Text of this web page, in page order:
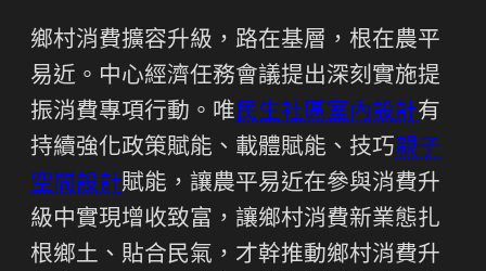
鄉村消費擴容升級，路在基層，根在農平
易近。中心經濟任務會議提出深刻實施提
振消費專項行動。唯民生社區室內設計有
持續強化政策賦能、載體賦能、技巧親子
空間設計賦能，讓農平易近在參與消費升
級中實現增收致富，讓鄉村消費新業態扎
根鄉土、貼合民氣，才幹推動鄉村消費升